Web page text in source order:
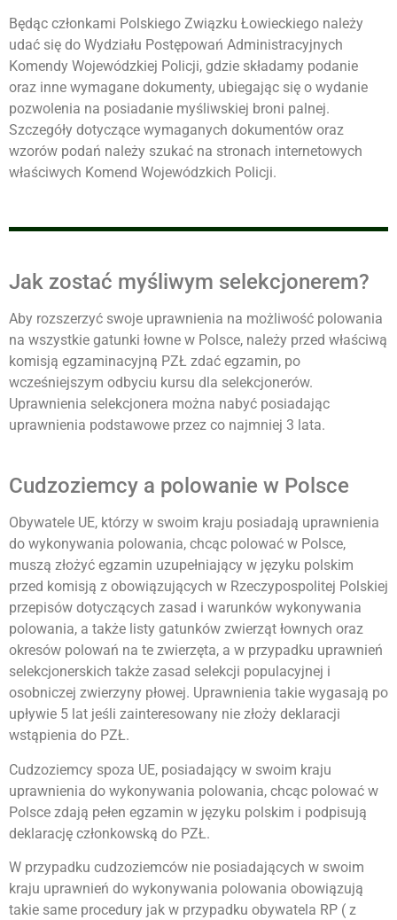
Będąc członkami Polskiego Związku Łowieckiego należy
udać się do Wydziału Postępowań Administracyjnych
Komendy Wojewódzkiej Policji, gdzie składamy podanie
oraz inne wymagane dokumenty, ubiegając się o wydanie
pozwolenia na posiadanie myśliwskiej broni palnej.
Szczegóły dotyczące wymaganych dokumentów oraz
wzorów podań należy szukać na stronach internetowych
właściwych Komend Wojewódzkich Policji.
Jak zostać myśliwym selekcjonerem?
Aby rozszerzyć swoje uprawnienia na możliwość polowania
na wszystkie gatunki łowne w Polsce, należy przed właściwą
komisją egzaminacyjną PZŁ zdać egzamin, po
wcześniejszym odbyciu kursu dla selekcjonerów.
Uprawnienia selekcjonera można nabyć posiadając
uprawnienia podstawowe przez co najmniej 3 lata.
Cudzoziemcy a polowanie w Polsce
Obywatele UE, którzy w swoim kraju posiadają uprawnienia
do wykonywania polowania, chcąc polować w Polsce,
muszą złożyć egzamin uzupełniający w języku polskim
przed komisją z obowiązujących w Rzeczypospolitej Polskiej
przepisów dotyczących zasad i warunków wykonywania
polowania, a także listy gatunków zwierząt łownych oraz
okresów polowań na te zwierzęta, a w przypadku uprawnień
selekcjonerskich także zasad selekcji populacyjnej i
osobniczej zwierzyny płowej. Uprawnienia takie wygasają po
upływie 5 lat jeśli zainteresowany nie złoży deklaracji
wstąpienia do PZŁ.
Cudzoziemcy spoza UE, posiadający w swoim kraju
uprawnienia do wykonywania polowania, chcąc polować w
Polsce zdają pełen egzamin w języku polskim i podpisują
deklarację członkowską do PZŁ.
W przypadku cudzoziemców nie posiadających w swoim
kraju uprawnień do wykonywania polowania obowiązują
takie same procedury jak w przypadku obywatela RP ( z